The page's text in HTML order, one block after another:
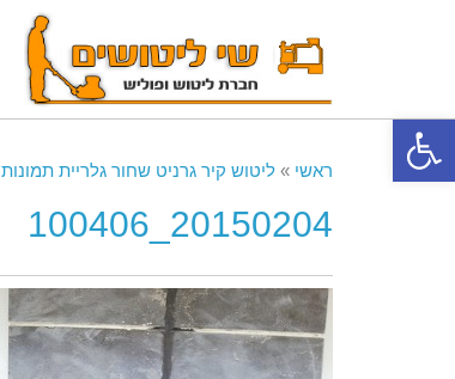
פתח סרגל נגישות
ראשי » ליטוש קיר גרניט שחור גלריית תמונות
20150204_100406